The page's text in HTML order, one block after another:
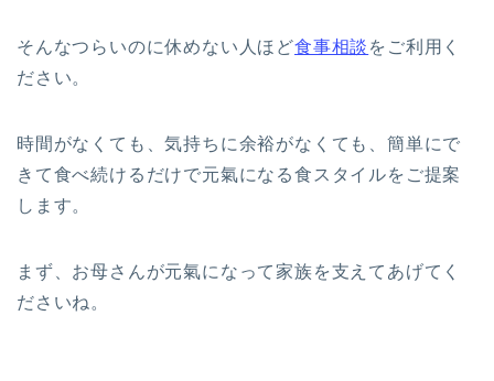
そんなつらいのに休めない人ほど食事相談 をご利用く
ださい。
時間がなくても、気持ちに余裕がなくても、簡単にで
きて食べ続けるだけで元氣になる食スタイルをご提案
します。
まず、お母さんが元氣になって家族を支えてあげてく
ださいね。